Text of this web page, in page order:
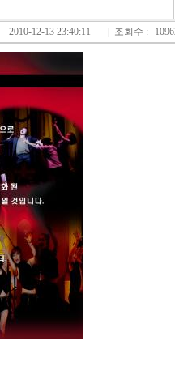
2010-12-13 23:40:11 | 조회수 :